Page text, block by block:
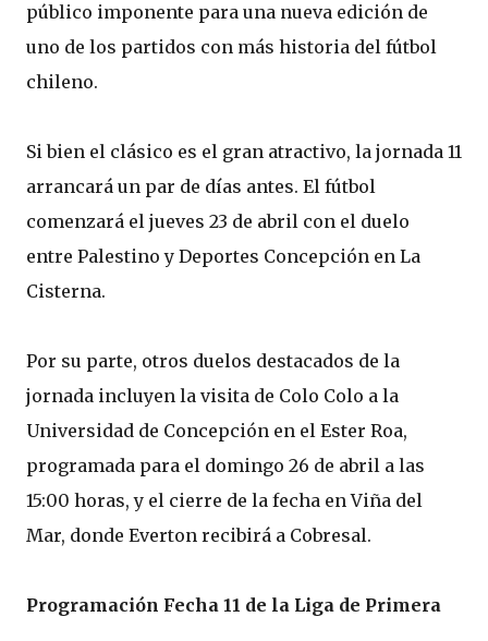
público imponente para una nueva edición de
uno de los partidos con más historia del fútbol
chileno.
Si bien el clásico es el gran atractivo, la jornada 11
arrancará un par de días antes. El fútbol
comenzará el jueves 23 de abril con el duelo
entre Palestino y Deportes Concepción en La
Cisterna.
Por su parte, otros duelos destacados de la
jornada incluyen la visita de Colo Colo a la
Universidad de Concepción en el Ester Roa,
programada para el domingo 26 de abril a las
15:00 horas, y el cierre de la fecha en Viña del
Mar, donde Everton recibirá a Cobresal.
Programación Fecha 11 de la Liga de Primera